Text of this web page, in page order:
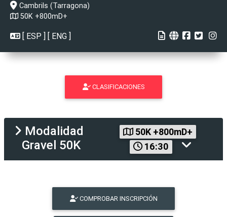
Cambrils (Tarragona)
50K +800mD+
[ ESP ] [ ENG ]
CLASIFICACIONES
Modalidad
Gravel 50K
50K +800mD+
16:30
COMPROBAR INSCRIPCIÓN